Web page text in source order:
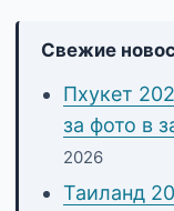
Свежие
Пхукет
за фото в
2026
Таиланд